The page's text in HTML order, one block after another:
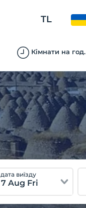
TL
Кімнати на год.
дата виїзду
7 Aug Fri